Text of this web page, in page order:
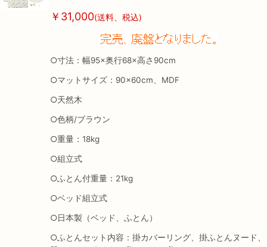
￥31,000(送料、税込)
○寸法：幅95×奥行68×高さ90cm
○マットサイズ：90×60cm、MDF
○天然木
○色柄/ブラウン
○重量：18kg
○組立式
○ふとん付重量：21kg
○ベッド組立式
○日本製（ベッド、ふとん）
○ふとんセット内容：掛カバーリング、掛ふとんヌード、